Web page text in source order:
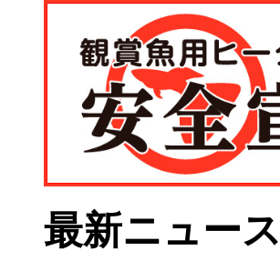
最新ニュー